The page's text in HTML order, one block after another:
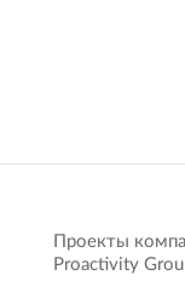
Проекты
Proactivity